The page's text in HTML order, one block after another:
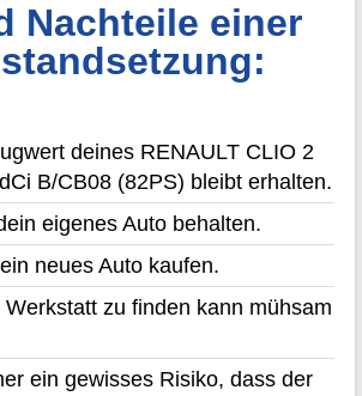
Nachteile einer
deines RENAULT CLIO 2
B/CB08 (82PS) bleibt erhalten.
eigenes Auto behalten.
neues Auto kaufen.
Werkstatt zu finden kann mühsam
ein gewisses Risiko, dass der